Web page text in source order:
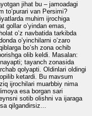
jihat bu – jamoadagi
to’purari van Persimi?
muhim ijrochiga
gollar o’yindan emas,
o’z navbatida tarkibda
o’yinchilarni o’zaro
bo’sh zona ochib
olib keldi. Masalan:
tayanch zonasida
qolyapti. Oldinlari oldingi
ketardi. Bu mavsum
ijrochilari muarbbiy nima
esa borgan sari
sotib olishni va ijaraga
qilgandirsiz...